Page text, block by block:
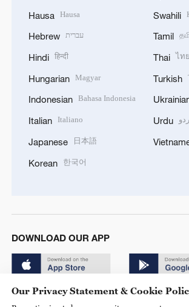
Hausa Hausa
Hebrew עברית
Hindi हिन्दी
Hungarian Magyar
Indonesian Bahasa Indonesia
Italian Italiano
Japanese 日本語
Korean 한국어
Swahili
Tamil
Thai ไทย
Turkish
Urdu
DOWNLOAD OUR APP
Our Privacy Statement & Cookie